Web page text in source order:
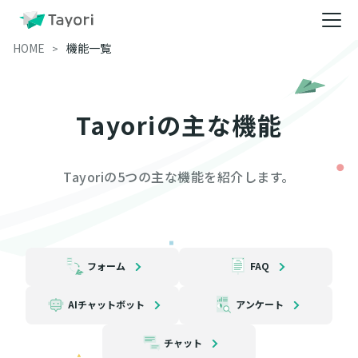
HOME 機能一覧
Tayoriの主な機能
Tayoriの5つの主な機能を紹介します。
フォーム FAQ
AIチャットボット アンケート
チャット